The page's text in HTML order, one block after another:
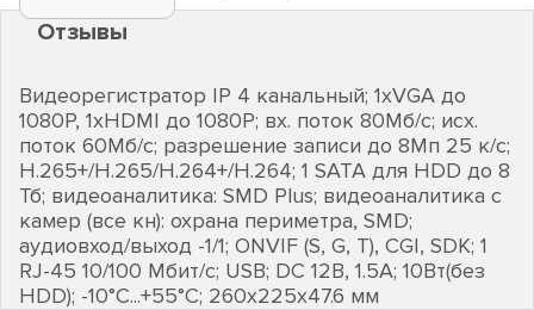
Отзывы
Видеорегистратор IP 4 канальный; 1хVGA до
1080Р, 1хHDMI до 1080Р; вх. поток 80Мб/с; исх.
поток 60Мб/с; разрешение записи до 8Мп 25 к/с;
H.265+/H.265/H.264+/H.264; 1 SATA для HDD до 8
Тб; видеоаналитика: SMD Plus; видеоаналитика с
камер (все кн): охрана периметра, SMD;
аудиовход/выход -1/1; ONVIF (S, G, T), CGI, SDK; 1
RJ-45 10/100 Мбит/с; USB; DC 12В, 1.5А; 10Вт(без
HDD); -10°C...+55°C; 260х225х47.6 мм